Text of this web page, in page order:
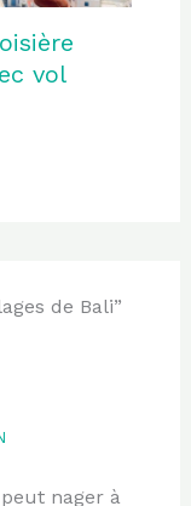
vol
de Bali”
nager à